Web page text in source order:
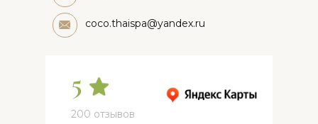
200 отзывов
5
coco.thaispa@yandex.ru